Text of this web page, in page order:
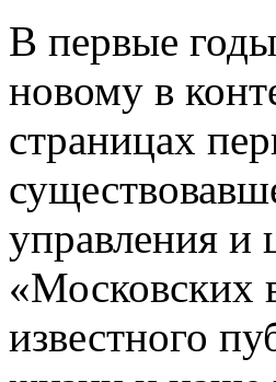
В первые
новому в
страницах
управления и
«Московских
известного